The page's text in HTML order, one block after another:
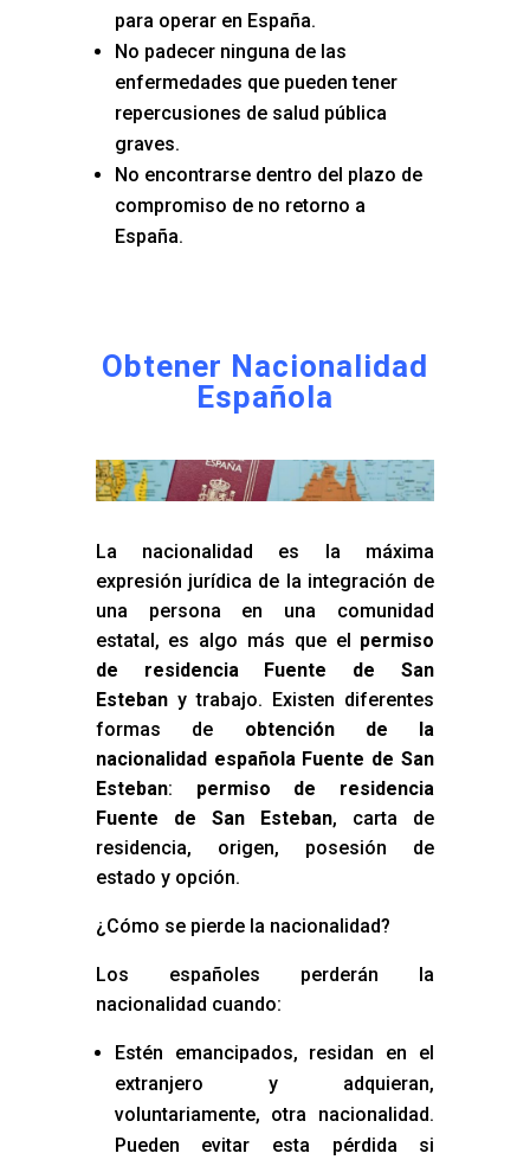
para operar en España.
No padecer ninguna de las
enfermedades que pueden tener
repercusiones de salud pública
graves.
No encontrarse dentro del plazo de
compromiso de no retorno a
España.
Obtener Nacionalidad
Española
La nacionalidad es la máxima
expresión jurídica de la integración de
una persona en una comunidad
estatal, es algo más que el permiso
de residencia Fuente de San
Estebany trabajo. Existen diferentes
formas de obtención de la
nacionalidad española Fuente de San
Esteban: permiso de residencia
Fuente de San Esteban, carta de
residencia, origen, posesión de
estado y opción.
¿Cómo se pierde la nacionalidad?
Los españoles perderán la
nacionalidad cuando:
Estén emancipados, residan en el
extranjero y adquieran,
voluntariamente, otra nacionalidad.
Pueden evitar esta pérdida si